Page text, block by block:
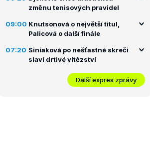
změnu tenisových pravidel
09:00 Knutsonová o největší titul,
Palicová o další finále
07:20 Siniaková po nešťastné skreči
slaví drtivé vítězství
Další expres zprávy